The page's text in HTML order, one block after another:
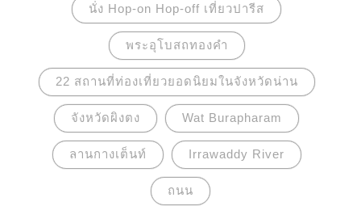
นั่ง Hop-on Hop-off เที่ยวปารีส
พระอุโบสถทองคำ
22 สถานที่ท่องเที่ยวยอดนิยมในจังหวัดน่าน
จังหวัดผิงตง Wat Burapharam
ลานกางเต็นท์ Irrawaddy River
ถนน